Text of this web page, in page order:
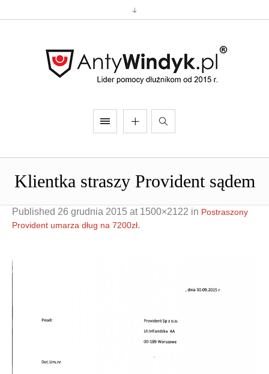
Doradztwo prawne Negocjacje z wierzycielami
Doradztwo & konsulting
Klientka straszy Provident sądem
Published 26 grudnia 2015 at 1500×2122 in Postraszony
Provident umarza dług na 7200zł.